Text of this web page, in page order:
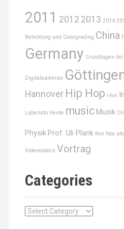
r2011 2012 2013 2014
Belichtung und Colorgrading China
Germany Grundlagen
Digitalkameras
Hannover Hip Hop i-tun
Laberinto Verde music Musik
Physik Prof. Uli Plank Ron Nox
Videocodecs Vortrag
Categories
C